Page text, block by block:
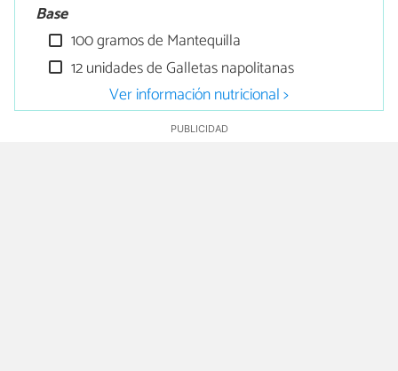
Base
100 gramos de Mantequilla
12 unidades de Galletas napolitanas
Ver información nutricional >